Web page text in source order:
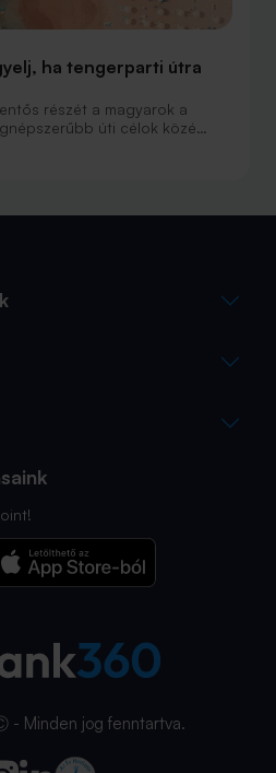
ha tengerparti útra
részét a magyarok a
úti célok közé
és Görögország tartozik. A
marad.
Minden jog fenntartva.